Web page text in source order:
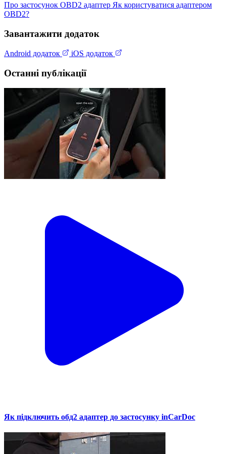
Про застосунок OBD2 адаптер Як користуватися адаптером
OBD2?
Завантажити додаток
Android додаток iOS додаток
Останні публікації
Як підключить обд2 адаптер до застосунку inCarDoc